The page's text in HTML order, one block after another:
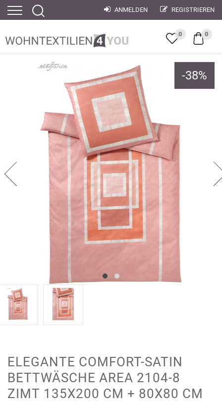
ANMELDEN REGISTRIEREN
0 0
-38%
ELEGANTE COMFORT-SATIN
BETTWÄSCHE AREA 2104-8
ZIMT 135X200 CM + 80X80 CM